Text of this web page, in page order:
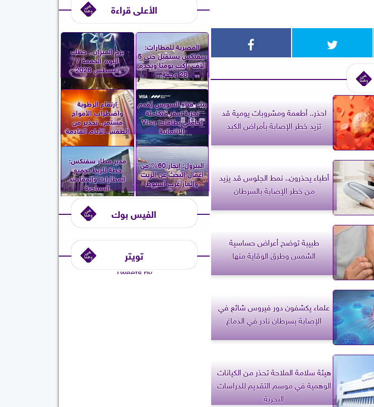
احذر.. أطعمة ومشروبات يومية قد
تزيد خطر الإصابة بأمراض الكبد
أطباء يحذرون.. نمط الجلوس قد يزيد
من خطر الإصابة بالسرطان
طبيبة توضح أعراض حساسية
الشمس وطرق الوقاية منها
علماء يكشفون دور فيروس شائع في
الإصابة بسرطان نادر في الدماغ
هيئة سلامة الملاحة تحذر من الكيانات
الوهمية في موسم التقديم للدراسات
البحرية
الأعلى قراءة
المصرية للمطارات:
سفنكس يستقبل حتى 5
آلاف راكب يوميًا ويخدم
28 وجهة...
برج الميزان.. حظك
اليوم الجمعة 7
أغسطس 2026
بنك قناة السويس يُقدم
تجربة سفر مُتكاملة
لحاملي بطاقات Visa
الائتمانية
ارتفاع الرطوبة
واضطراب الأمواج
مستمر.. تحذير من
الطقس الأيام القادمة
البترول: إنجاز 60% من
أعمال البحث عن الزيت
والغاز غرب أسيوط
مدير مطار سفنكس:
خطة للربط بجميع
المطارات والمقاصد
السياحية
الفيس بوك
تويتر
Tweets by